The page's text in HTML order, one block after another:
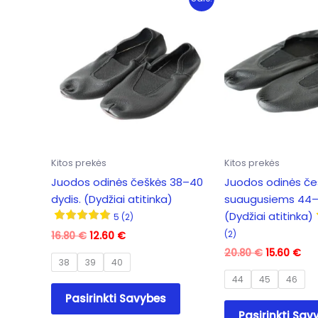
Kitos prekės
Juodos odinės češkės 38–40
dydis. (Dydžiai atitinka)
5 (2)
16.80€ Original
was:
16.80 €.
12.60 €Current
12.60 €.
38 39 40
Pasirinkti Savybes
This
Kitos prekės
Juodos odinės
suaugusiems
(Dydžiai atitinka)
(2)
20.80€ Original
was:
20.80 €.
15.60 €
44 45 46